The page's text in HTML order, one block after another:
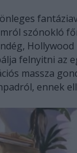
szónokló
felnyitni az
massza
ennek